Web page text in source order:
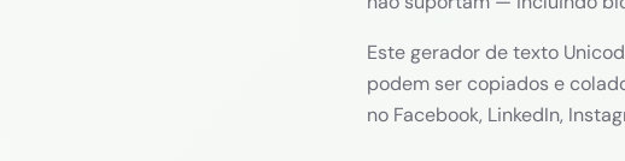
Este gerador de texto
podem ser copiados e
no Facebook, LinkedIn,